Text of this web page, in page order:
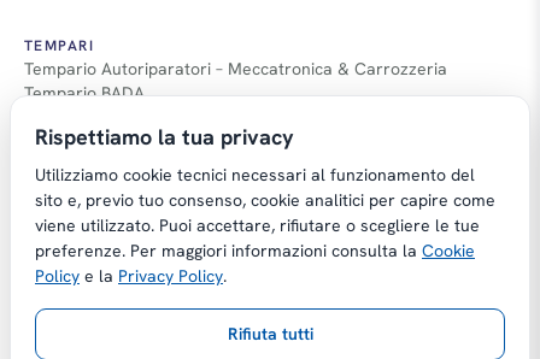
TEMPARI
Tempario Autoriparatori – Meccatronica & Carrozzeria
Tempario BADA
Guida Applicazione Tempi
Copyright © Tempario.it | Powered by
Planus Group Srl - P.I. IT03584100238
Gestito da Giancarmelo Pittalà
Rispettiamo la tua privacy
Utilizziamo cookie tecnici necessari al funzionamento del
sito e, previo tuo consenso, cookie analitici per capire come
viene utilizzato. Puoi accettare, rifiutare o scegliere le tue
preferenze. Per maggiori informazioni consulta la Cookie
Policy e la Privacy Policy.
Rifiuta tutti